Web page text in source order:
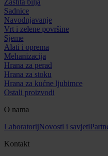
Zaštita bilja
Sadnice
Navodnjavanje
Vrt i zelene površine
Sjeme
Alati i oprema
Mehanizacija
Hrana za perad
Hrana za stoku
Hrana za kućne ljubimce
Ostali proizvodi
O nama
LaboratorijNovosti i savjeti
Kontakt